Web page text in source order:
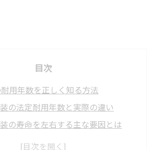
目次
用年数を正しく知る方法
の法定耐用年数と実際の違い
の寿命を左右する主な要因とは
装の耐用年数を伸ばすポイント